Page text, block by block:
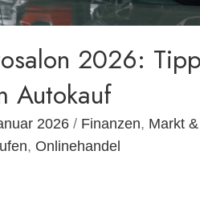
2026:
Autokauf
2026 / Finanzen, Markt
, Onlinehandel